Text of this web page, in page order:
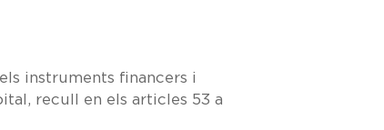
instruments financers i
recull en elsarticles 53 a